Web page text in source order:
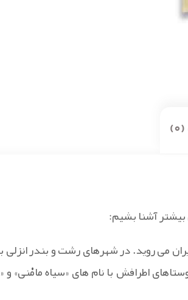
بیشتر آشنا بشیم:
می روید. در شهرهای رشت و بندر انزلی با
اطرافش با نام های «سیاه مامْنی»